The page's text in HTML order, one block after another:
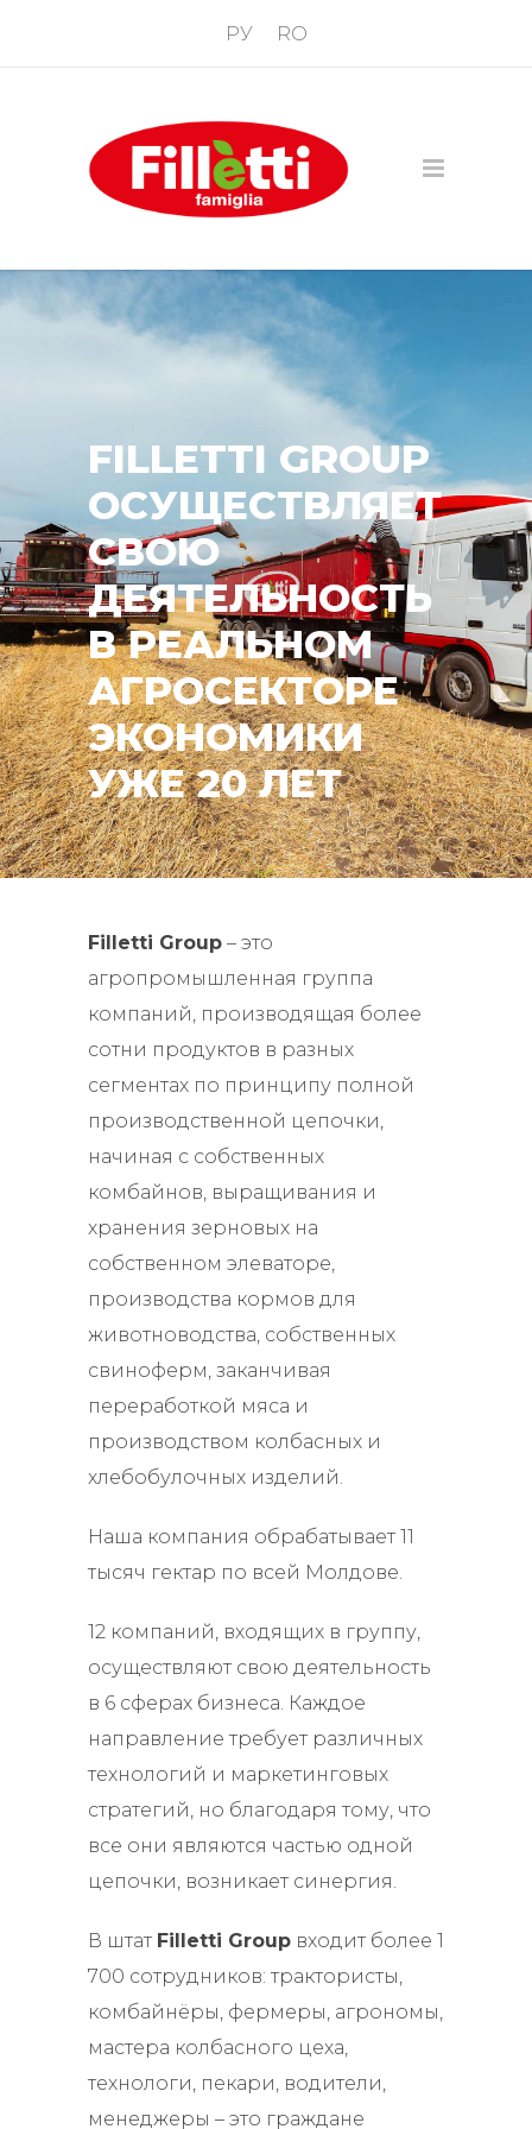
РУ RO
FILLETTI GROUP
ОСУЩЕСТВЛЯЕТ
СВОЮ
ДЕЯТЕЛЬНОСТЬ
В РЕАЛЬНОМ
АГРОСЕКТОРЕ
ЭКОНОМИКИ
УЖЕ 20 ЛЕТ
Filletti Group – это
агропромышленная группа
компаний, производящая более
сотни продуктов в разных
сегментах по принципу полной
производственной цепочки,
начиная с собственных
комбайнов, выращивания и
хранения зерновых на
собственном элеваторе,
производства кормов для
животноводства, собственных
свиноферм, заканчивая
переработкой мяса и
производством колбасных и
хлебобулочных изделий.
Наша компания обрабатывает 11
тысяч гектар по всей Молдове.
12 компаний, входящих в группу,
осуществляют свою деятельность
в 6 сферах бизнеса. Каждое
направление требует различных
технологий и маркетинговых
стратегий, но благодаря тому, что
все они являются частью одной
цепочки, возникает синергия.
В штат Filletti Group входит более 1
700 сотрудников: трактористы,
комбайнёры, фермеры, агрономы,
мастера колбасного цеха,
технологи, пекари, водители,
менеджеры – это граждане